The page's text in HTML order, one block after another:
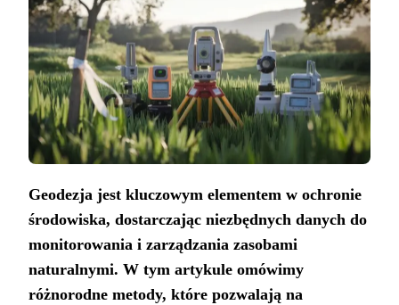
Geodezja jest kluczowym elementem w ochronie
środowiska, dostarczając niezbędnych danych do
monitorowania i zarządzania zasobami
naturalnymi. W tym artykule omówimy
różnorodne metody, które pozwalają na